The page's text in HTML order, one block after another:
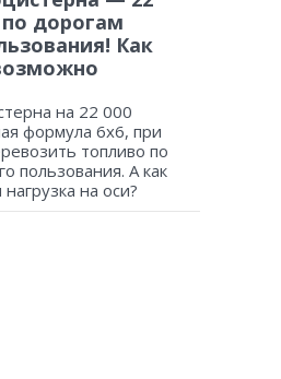
дорогам
Как
на 22 000
формула 6х6, при
топливо по
пользования. А как
на оси?